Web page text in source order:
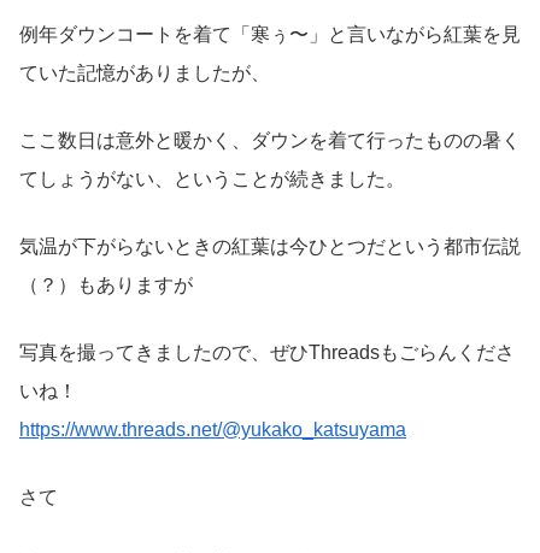
例年ダウンコートを着て「寒ぅ〜」と言いながら紅葉を見
ていた記憶がありましたが、
ここ数日は意外と暖かく、ダウンを着て行ったものの暑く
てしょうがない、ということが続きました。
気温が下がらないときの紅葉は今ひとつだという都市伝説
（？）もありますが
写真を撮ってきましたので、ぜひThreadsもごらんくださ
いね！
https://www.threads.net/@yukako_katsuyama
さて